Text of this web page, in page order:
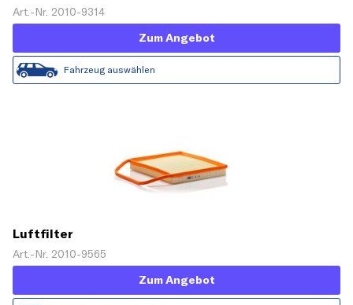
Art.-Nr. 2010-9314
Zum Angebot
Fahrzeug auswählen
Luftfilter
Art.-Nr. 2010-9565
Zum Angebot